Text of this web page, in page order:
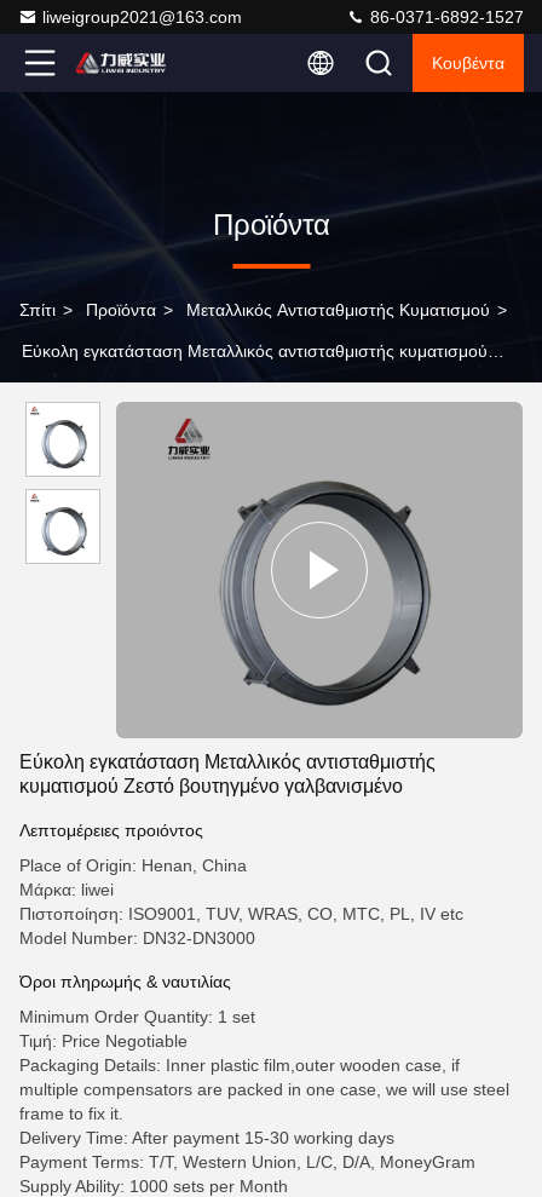
liweigroup2021@163.com 86-0371-6892-1527
Κουβέντα
Προϊόντα
Σπίτι > Προϊόντα > Μεταλλικός Αντισταθμιστής Κυματισμού >
Εύκολη εγκατάσταση Μεταλλικός αντισταθμιστής κυματισμού
Εύκολη εγκατάσταση Μεταλλικός αντισταθμιστής
κυματισμού Ζεστό βουτηγμένο γαλβανισμένο
Λεπτομέρειες προιόντος
Place of Origin: Henan, China
Μάρκα: liwei
Πιστοποίηση: ISO9001, TUV, WRAS, CO, MTC, PL, IV etc
Model Number: DN32-DN3000
Όροι πληρωμής & ναυτιλίας
Minimum Order Quantity: 1 set
Τιμή: Price Negotiable
Packaging Details: Inner plastic film,outer wooden case, if
multiple compensators are packed in one case, we will use steel
frame to fix it.
Delivery Time: After payment 15-30 working days
Payment Terms: T/T, Western Union, L/C, D/A, MoneyGram
Supply Ability: 1000 sets per Month